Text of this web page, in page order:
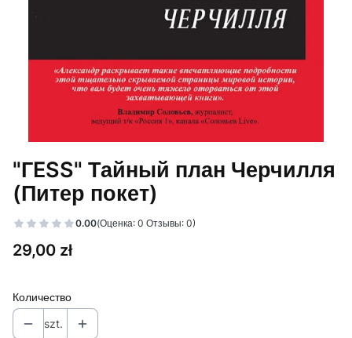
"ГESS" Тайный план Черчилля
(Питер покет)
0.00(Оценка: 0 Отзывы: 0)
Цена
29,00 zł
Количество
szt.